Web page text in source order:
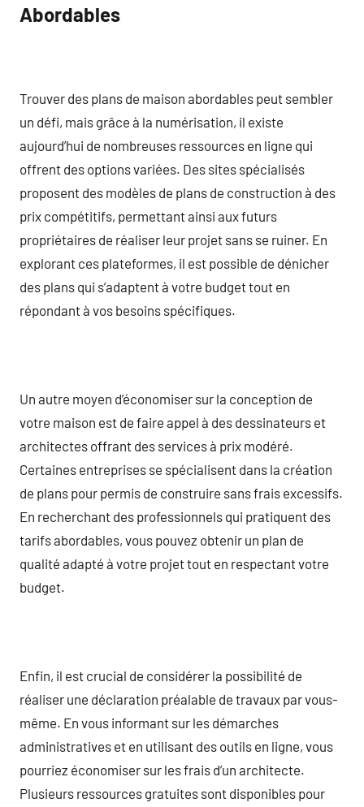
Abordables
Trouver des plans de maison abordables peut sembler
un défi, mais grâce à la numérisation, il existe
aujourd’hui de nombreuses ressources en ligne qui
offrent des options variées. Des sites spécialisés
proposent des modèles de plans de construction à des
prix compétitifs, permettant ainsi aux futurs
propriétaires de réaliser leur projet sans se ruiner. En
explorant ces plateformes, il est possible de dénicher
des plans qui s’adaptent à votre budget tout en
répondant à vos besoins spécifiques.
Un autre moyen d’économiser sur la conception de
votre maison est de faire appel à des dessinateurs et
architectes offrant des services à prix modéré.
Certaines entreprises se spécialisent dans la création
de plans pour permis de construire sans frais excessifs.
En recherchant des professionnels qui pratiquent des
tarifs abordables, vous pouvez obtenir un plan de
qualité adapté à votre projet tout en respectant votre
budget.
Enfin, il est crucial de considérer la possibilité de
réaliser une déclaration préalable de travaux par vous-
même. En vous informant sur les démarches
administratives et en utilisant des outils en ligne, vous
pourriez économiser sur les frais d’un architecte.
Plusieurs ressources gratuites sont disponibles pour